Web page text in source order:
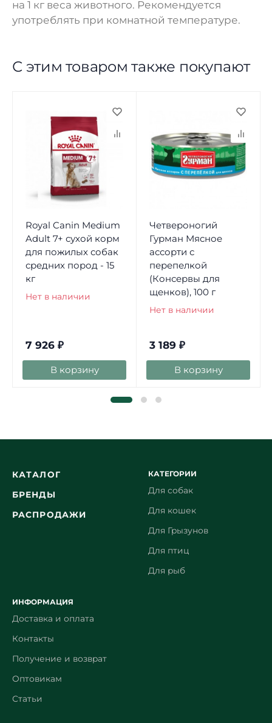
на 1 кг веса животного. Рекомендуется
употреблять при комнатной температуре.
С этим товаром также покупают
Royal Canin Medium
Adult 7+ сухой корм
для пожилых собак
средних пород - 15
кг
Нет в наличии
7 926 ₽
В корзину
Четвероногий
Гурман Мясное
ассорти с
перепелкой
(Консервы для
щенков), 100 г
Нет в наличии
3 189 ₽
В корзину
КАТАЛОГ
БРЕНДЫ
РАСПРОДАЖИ
КАТЕГОРИИ
Для собак
Для кошек
Для Грызунов
Для птиц
Для рыб
ИНФОРМАЦИЯ
Доставка и оплата
Контакты
Получение и возврат
Оптовикам
Статьи